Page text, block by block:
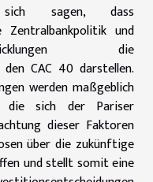
sich sagen, dass
Zentralbankpolitik und
die
CAC 40 darstellen.
werden maßgeblich
die sich der Pariser
dieser Faktoren
über die zukünftige
und stellt somit eine